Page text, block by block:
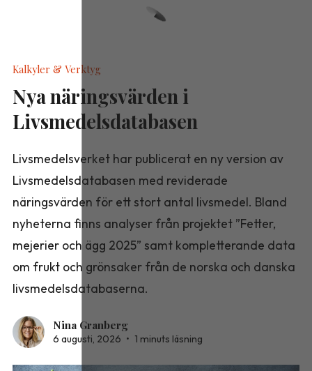
Kalkyler & Verktyg
Nya näringsvärden i
Livsmedelsdatabasen
Livsmedelsverket har publicerat en ny version av
Livsmedelsdatabasen med reviderade
näringsvärden för ett stort antal livsmedel. Bland
nyheterna finns analyser från projektet ”Fetter,
mejerier och ägg 2025” samt kompletterande data
om frukt och grönsaker från de norska och danska
livsmedelsdatabaserna.
Nina Granberg
6 augusti, 2026 • 1 minuts läsning